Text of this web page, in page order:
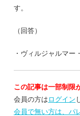
す。
（回答）
・ヴィルジャルマー
この記事は一部制限
会員の方はログイン
会員で無い方は、パ